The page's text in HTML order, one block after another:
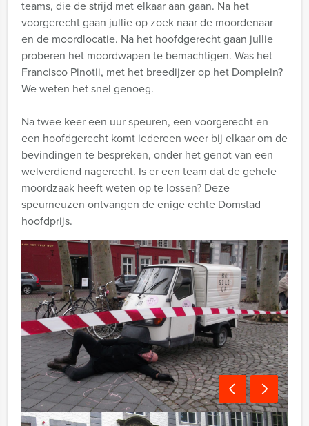
teams, die de strijd met elkaar aan gaan. Na het
voorgerecht gaan jullie op zoek naar de moordenaar
en de moordlocatie. Na het hoofdgerecht gaan jullie
proberen het moordwapen te bemachtigen. Was het
Francisco Pinotii, met het breedijzer op het Domplein?
We weten het snel genoeg.
Na twee keer een uur speuren, een voorgerecht en
een hoofdgerecht komt iedereen weer bij elkaar om de
bevindingen te bespreken, onder het genot van een
welverdiend nagerecht. Is er een team dat de gehele
moordzaak heeft weten op te lossen? Deze
speurneuzen ontvangen de enige echte Domstad
hoofdprijs.